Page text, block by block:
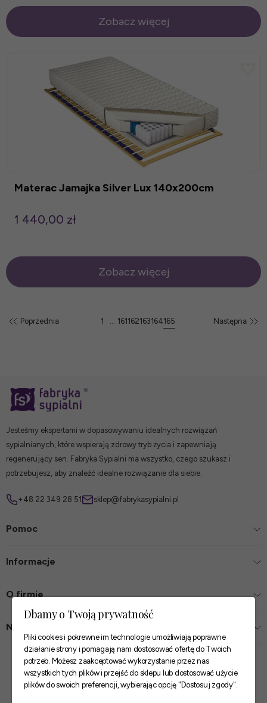
Zobacz więcej
Materac Jamajka Silver Lux 140x200cm
1 440,00 zł
Zobacz więcej
Poprzednia 1 161162163164165 Następna
Jesteśmy ekspertami w dopasowywaniu idealnych rozwiązań
sypialnianych, które wspierają zdrowy tryb życia i zapewniają
regenerujący sen. Fabryka Sypialni ma wszystko, czego szukasz i
potrzebujesz, aby znaleźć idealne rozwiązanie dla siebie.
+48 22 349 28 51 sklep@fabrykasypialni.pl
Pomoc
Informacje
O firmie
Nasze sklepy
Zaufane płatności
Dbamy o Twoją prywatność
Pliki cookies i pokrewne im technologie umożliwiają poprawne
działanie strony i pomagają nam dostosować ofertę do Twoich
potrzeb. Możesz zaakceptować wykorzystanie przez nas
wszystkich tych plików i przejść do sklepu lub dostosować użycie
plików do swoich preferencji, wybierając opcję "Dostosuj zgody".